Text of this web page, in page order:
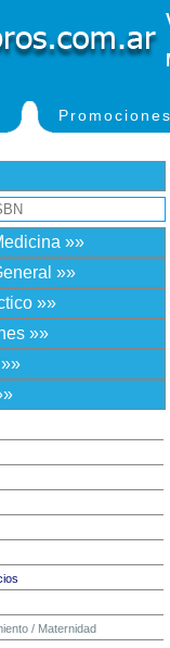
Promociones
»»
»»
»»
»»
/ Maternidad